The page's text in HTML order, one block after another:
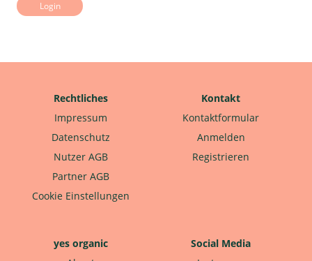
Login
Rechtliches
Impressum
Datenschutz
Nutzer AGB
Partner AGB
Cookie Einstellungen
Kontakt
Kontaktformular
Anmelden
Registrieren
yes organic
Social Media